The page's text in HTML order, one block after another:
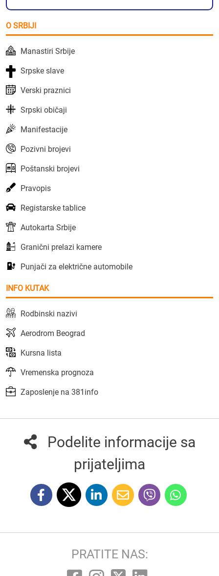
O SRBIJI
Manastiri Srbije
Srpske slave
Verski praznici
Srpski običaji
Manifestacije
Pozivni brojevi
Poštanski brojevi
Pravopis
Registarske tablice
Autokarta Srbije
Granični prelazi kamere
Punjači za električne automobile
INFO KUTAK
Rodbinski nazivi
Aerodrom Beograd
Kursna lista
Vremenska prognoza
Zaposlenje na 381info
Podelite informacije sa
prijateljima
PRATITE NAS: